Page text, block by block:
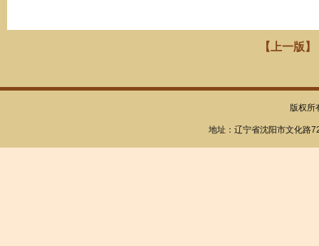
【上一版】
版权所
地址：辽宁省沈阳市文